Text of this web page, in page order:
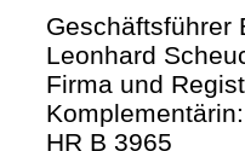
Geschäftsführer
Leonhard
Firma und
HR B 3965